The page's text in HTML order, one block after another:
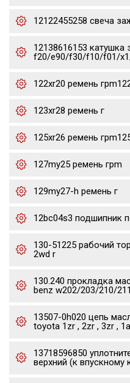
12122455258 свеча
12138616153 катушка
f20/e90/f30/f10/f01/
122xr20 ремень
123xr28 ремень г
125xr26 ремень
127my25 ремень грm
129my27-h ремень г
12bc04s3 подшипник
130-51225 рабочий
2wd r
130.240 прокладка
benz w202/203/210/
13507-0h020 цепь
toyota 1zr , 2zr , 3zr ,
13718596850
верхний (к впускному